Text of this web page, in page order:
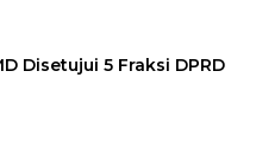
Disetujui 5 Fraksi DPRD